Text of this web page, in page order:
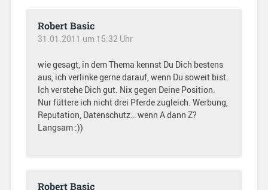
Robert Basic
31.01.2011 um 15:32 Uhr
wie gesagt, in dem Thema kennst Du Dich bestens
aus, ich verlinke gerne darauf, wenn Du soweit bist.
Ich verstehe Dich gut. Nix gegen Deine Position.
Nur füttere ich nicht drei Pferde zugleich. Werbung,
Reputation, Datenschutz… wenn A dann Z?
Langsam :))
Robert Basic